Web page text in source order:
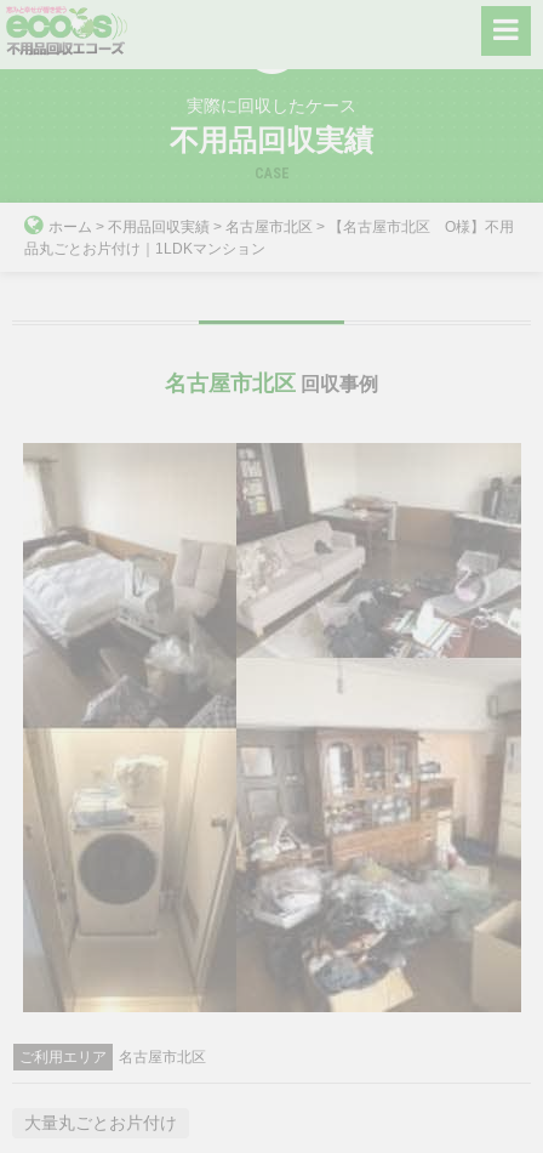
Skip
to
実際に回収したケース
不用品回収実績
CASE
ホーム > 不用品回収実績 > 名古屋市北区 >
【名古屋市北区 O様】不用
品丸ごとお片付け｜1LDKマンション
名古屋市北区 回収事例
ご利用エリア 名古屋市北区
大量丸ごとお片付け